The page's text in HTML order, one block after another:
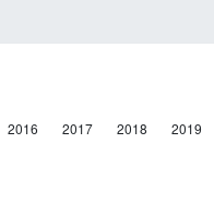
2016 2017 2018 2019